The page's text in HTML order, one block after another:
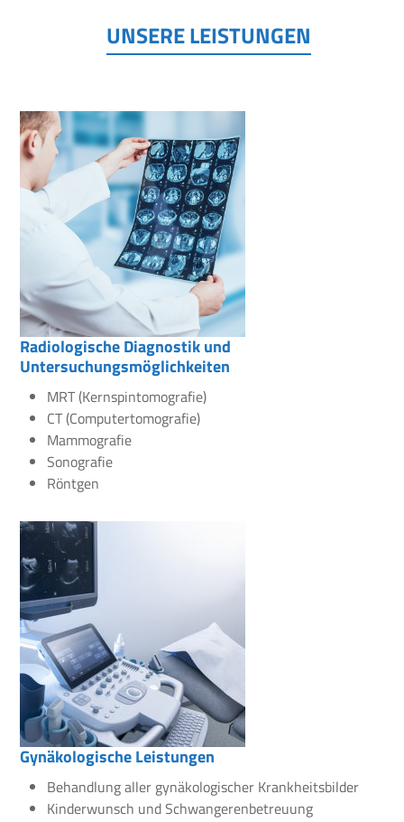
UNSERE LEISTUNGEN
Radiologische Diagnostik und
Untersuchungsmöglichkeiten
MRT (Kernspintomografie)
CT (Computertomografie)
Mammografie
Sonografie
Röntgen
Gynäkologische Leistungen
Behandlung aller gynäkologischer Krankheitsbilder
Kinderwunsch und Schwangerenbetreuung